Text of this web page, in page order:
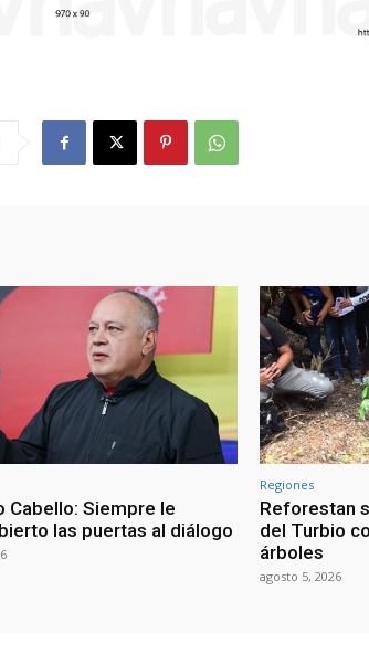
Cabello: Siempre le
las puertas al diálogo
Regiones
Reforestan
del Turbio
árboles
agosto 5, 2026